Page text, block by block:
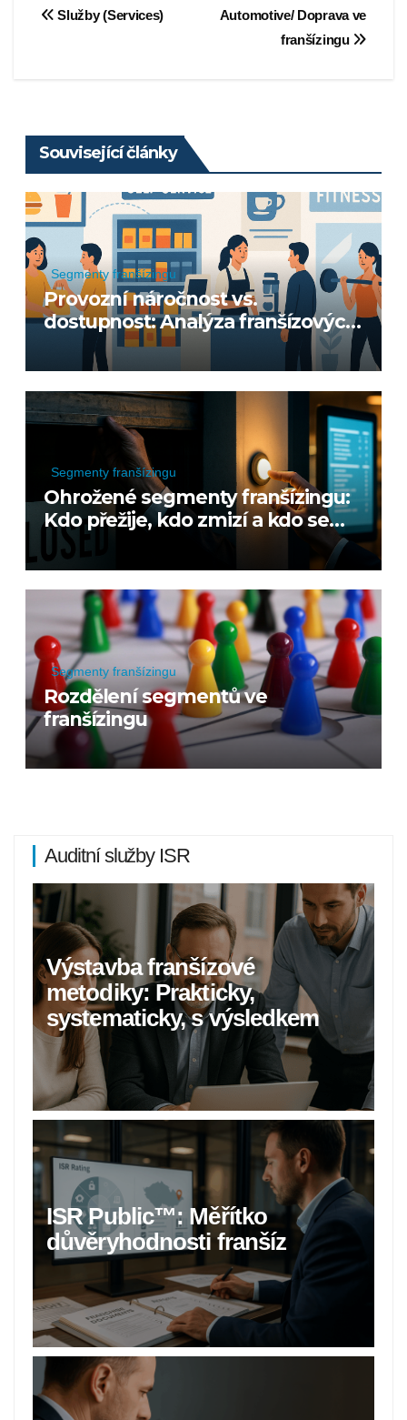
Navigace
Automotive/ Doprava ve
franšízingu
Služby (Services)
Související články
Segmenty franšízingu
Provozní náročnost vs.
dostupnost: Analýza franšízových
segmentů
Segmenty franšízingu
Ohrožené segmenty franšízingu:
Kdo přežije, kdo zmizí a kdo se
znovu narodí
Segmenty franšízingu
Rozdělení segmentů ve
franšízingu
Auditní služby ISR
Výstavba franšízové
metodiky: Prakticky,
systematicky, s výsledkem
ISR Public™: Měřítko
důvěryhodnosti franšíz